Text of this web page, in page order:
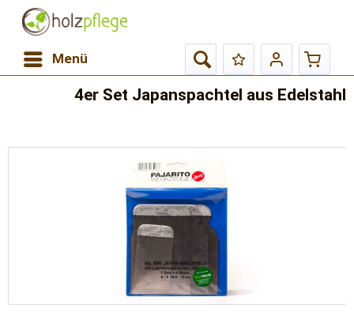
Menü
4er Set Japanspachtel aus Edelstahl